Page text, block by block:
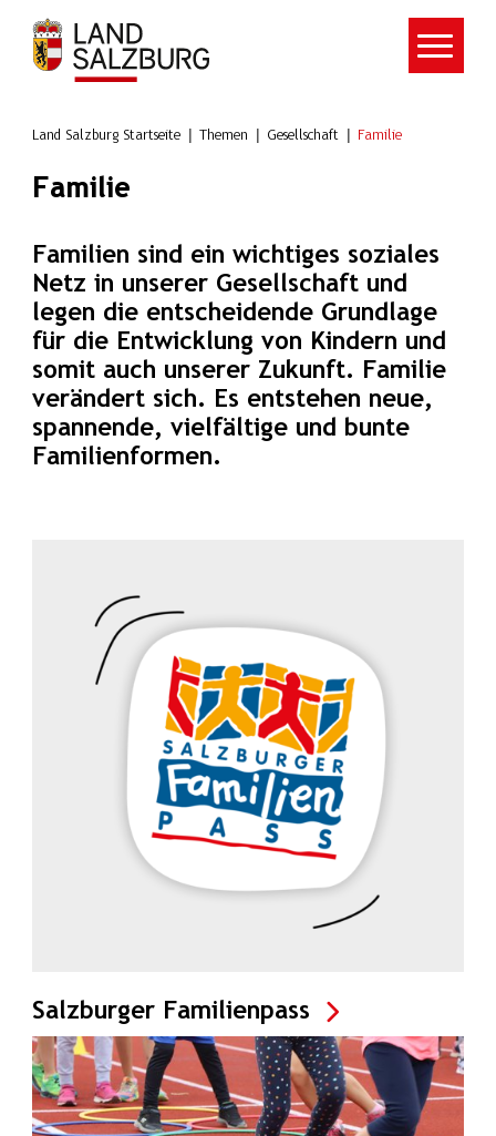
Zum Hauptinhalt springen
Land Salzburg Startseite Themen Gesellschaft Familie
Familie
Familien sind ein wichtiges soziales
Netz in unserer Gesellschaft und
legen die entscheidende Grundlage
für die Entwicklung von Kindern und
somit auch unserer Zukunft. Familie
verändert sich. Es entstehen neue,
spannende, vielfältige und bunte
Familienformen.
Salzburger Familienpass